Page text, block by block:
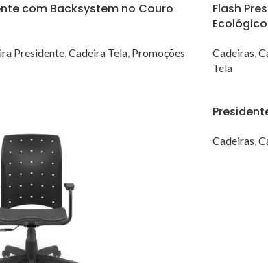
com Backsystem no Couro
Presidente,Cadeira Tela, Promoções
Flash
Ecológico
Cadeiras,
Tela
Cadeiras,